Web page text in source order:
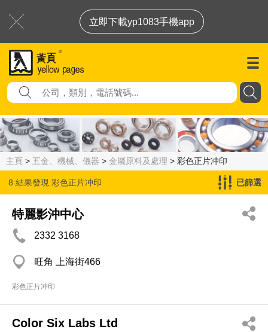
立即下載yp1083手機app
主頁 > 五金、機械、儀器 > 金屬原料及處理 > 彩色正片冲印
8 結果發現 彩色正片冲印 已篩選
特麗影沖中心
2332 3168
旺角 上海街466
彩色正片冲印
Color Six Labs Ltd